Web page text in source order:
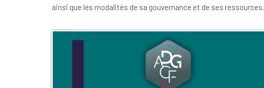
ainsi que les modalités de sa gouvernance et de ses ressources.